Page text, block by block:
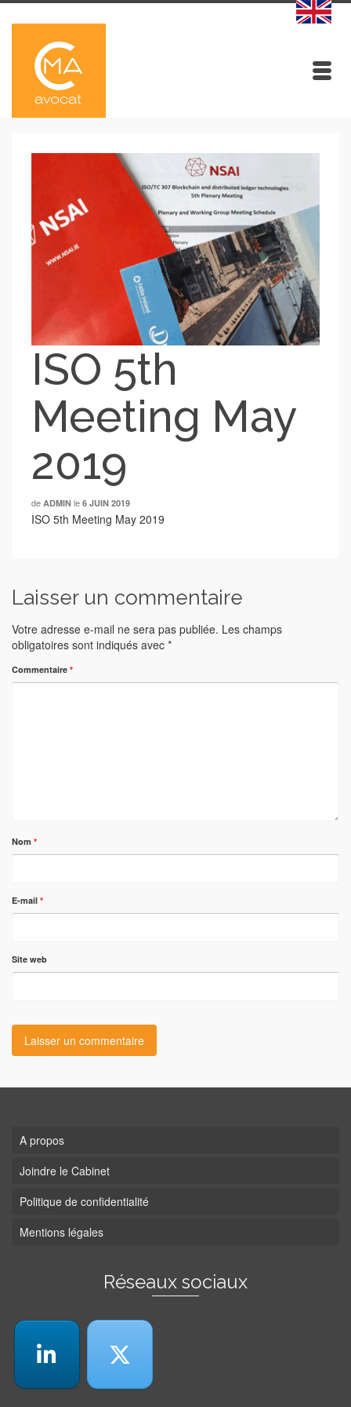
ISO 5th
Meeting May
2019
de ADMIN le 6 JUIN 2019
ISO 5th Meeting May 2019
Laisser un commentaire
Votre adresse e-mail ne sera pas publiée. Les champs
obligatoires sont indiqués avec *
Commentaire *
Nom *
E-mail *
Site web
A propos
Joindre le Cabinet
Politique de confidentialité
Mentions légales
Réseaux sociaux